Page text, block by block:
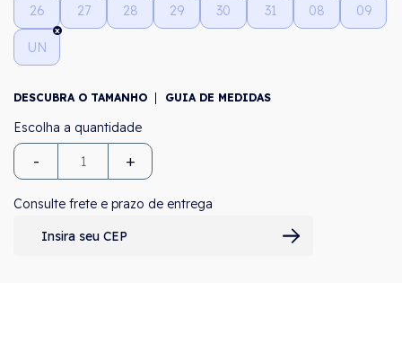
26 27 28 29 30 31 08 09
UN
DESCUBRA O TAMANHO GUIA DE MEDIDAS
- +
Consulte frete e prazo de entrega